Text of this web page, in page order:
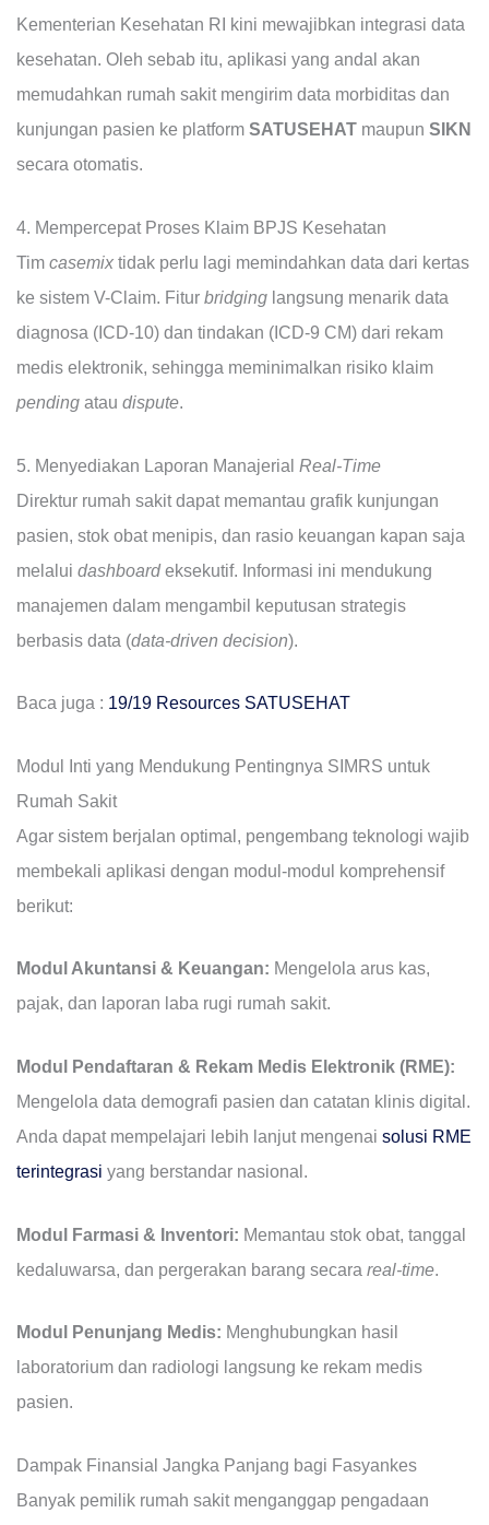
Kementerian Kesehatan RI kini mewajibkan integrasi data
kesehatan. Oleh sebab itu, aplikasi yang andal akan
memudahkan rumah sakit mengirim data morbiditas dan
kunjungan pasien ke platform SATUSEHATmaupun SIKN
secara otomatis.
4. Mempercepat Proses Klaim BPJS Kesehatan
Tim casemixtidak perlu lagi memindahkan data dari kertas
ke sistem V-Claim. Fitur bridginglangsung menarik data
diagnosa (ICD-10) dan tindakan (ICD-9 CM) dari rekam
medis elektronik, sehingga meminimalkan risiko klaim
pendingatau dispute.
5. Menyediakan Laporan Manajerial Real-Time
Direktur rumah sakit dapat memantau grafik kunjungan
pasien, stok obat menipis, dan rasio keuangan kapan saja
melalui dashboardeksekutif. Informasi ini mendukung
manajemen dalam mengambil keputusan strategis
berbasis data (data-driven decision).
Baca juga : 19/19 Resources SATUSEHAT
Modul Inti yang Mendukung Pentingnya SIMRS untuk
Rumah Sakit
Agar sistem berjalan optimal, pengembang teknologi wajib
membekali aplikasi dengan modul-modul komprehensif
berikut:
Modul Akuntansi & Keuangan: Mengelola arus kas,
pajak, dan laporan laba rugi rumah sakit.
Modul Pendaftaran & Rekam Medis Elektronik (RME):
Mengelola data demografi pasien dan catatan klinis digital.
Anda dapat mempelajari lebih lanjut mengenai solusi RME
terintegrasi yang berstandar nasional.
Modul Farmasi & Inventori: Memantau stok obat, tanggal
kedaluwarsa, dan pergerakan barang secara real-time.
Modul Penunjang Medis: Menghubungkan hasil
laboratorium dan radiologi langsung ke rekam medis
pasien.
Dampak Finansial Jangka Panjang bagi Fasyankes
Banyak pemilik rumah sakit menganggap pengadaan